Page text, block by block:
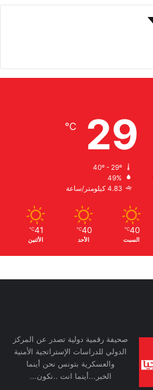
29
℃
49%
4.83 كيلومتر/ساعة
40
℃
السبت
40
℃
الأحد
41
℃
الأثنين
صحيفة رقمية دولية تصدر عن المركز
الدولي للدراسات الإستراتجية الأمنية
والعسكرية بتونس نحن أينما
الخبر...أينما انت ..نكون...